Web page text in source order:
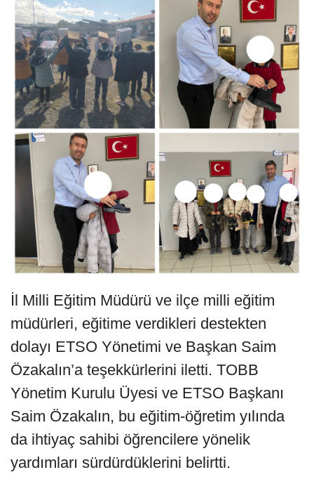
İl Milli Eğitim Müdürü ve ilçe milli eğitim
müdürleri, eğitime verdikleri destekten
dolayı ETSO Yönetimi ve Başkan Saim
Özakalın’a teşekkürlerini iletti. TOBB
Yönetim Kurulu Üyesi ve ETSO Başkanı
Saim Özakalın, bu eğitim-öğretim yılında
da ihtiyaç sahibi öğrencilere yönelik
yardımları sürdürdüklerini belirtti.